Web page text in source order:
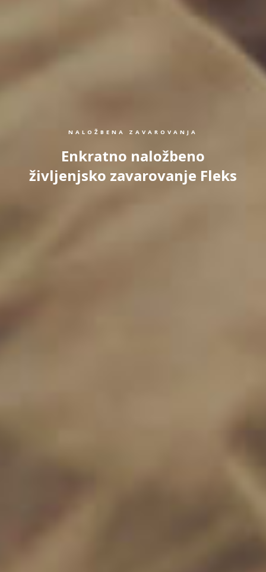
NALOŽBENA ZAVAROVANJA
Enkratno naložbeno
življenjsko zavarovanje Fleks